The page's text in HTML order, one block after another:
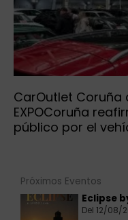
CarOutlet Coruña
EXPOCoruña
público por el
Próximos Eventos
Eclipse
Del 12/08/